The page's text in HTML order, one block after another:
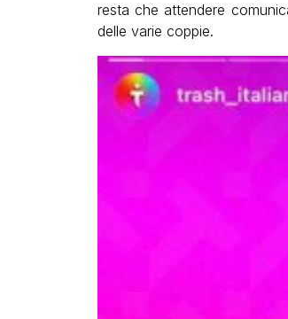
resta che attendere
delle varie coppie.